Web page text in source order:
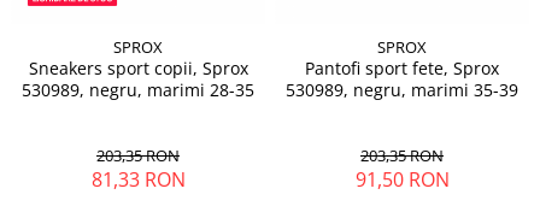
SPROX
Sneakers sport copii, Sprox
530989, negru, marimi 28-35
203,35 RON
81,33 RON
SPROX
Pantofi sport fete, Sprox
530989, negru, marimi 35-39
203,35 RON
91,50 RON